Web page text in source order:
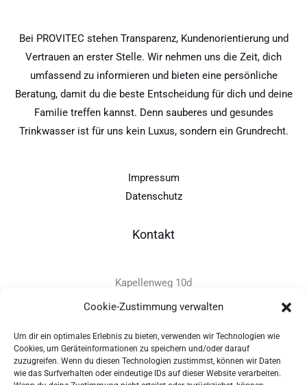
Cookie-Zustimmung verwalten
Um dir ein optimales Erlebnis zu bieten, verwenden wir Technologien wie
Cookies, um Geräteinformationen zu speichern und/oder darauf
zuzugreifen. Wenn du diesen Technologien zustimmst, können wir Daten
wie das Surfverhalten oder eindeutige IDs auf dieser Website verarbeiten.
Bei PROVITEC stehen Transparenz, Kundenorientierung und
Vertrauen an erster Stelle. Wir nehmen uns die Zeit, dich
umfassend zu informieren und bieten eine persönliche
Beratung, damit du die beste Entscheidung für dich und deine
Familie treffen kannst. Denn sauberes und gesundes
Trinkwasser ist für uns kein Luxus, sondern ein Grundrecht.
Impressum
Datenschutz
Kontakt
Kapellenweg 10d
D-94575 Windorf
+49 - (0)8546 - 97 39 0
info@provitec.de